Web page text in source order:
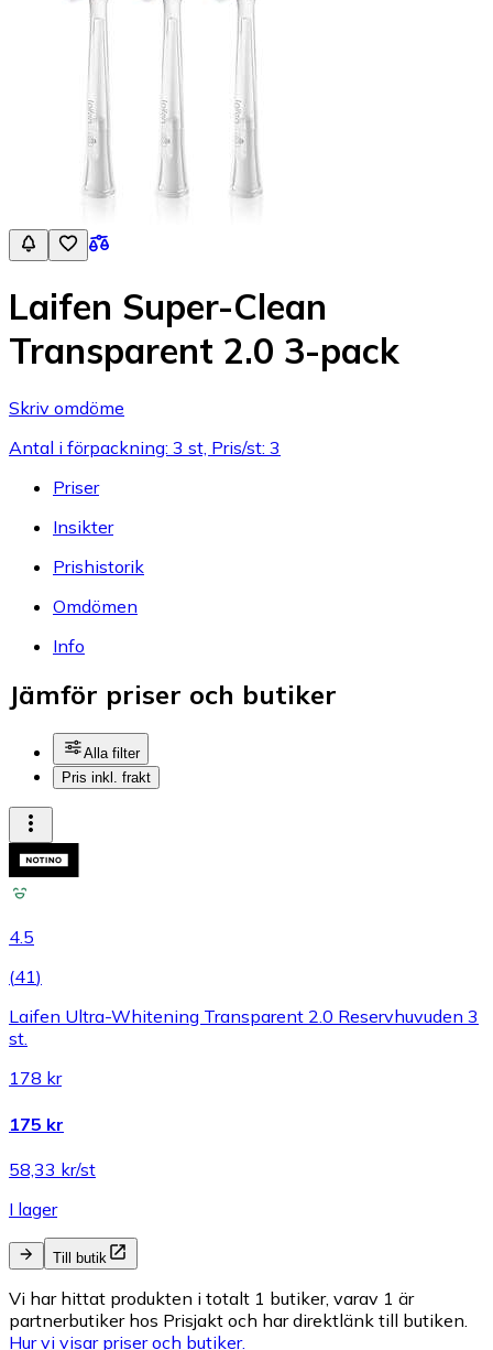
Laifen Super-Clean
Transparent 2.0 3-pack
Skriv omdöme
Antal i förpackning: 3 st, Pris/st: 3
Priser
Insikter
Prishistorik
Omdömen
Info
Jämför priser och butiker
Alla filter
Pris inkl. frakt
4.5
(41)
Laifen Ultra-Whitening Transparent 2.0 Reservhuvuden 3
st.
178 kr
175 kr
58,33 kr/st
I lager
Till butik
Vi har hittat produkten i totalt 1 butiker, varav 1 är
partnerbutiker hos Prisjakt och har direktlänk till butiken.
Hur vi visar priser och butiker.